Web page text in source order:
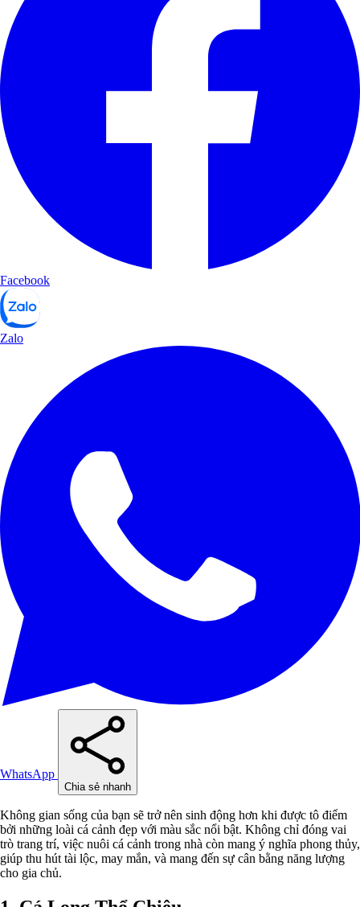
Facebook
Zalo
WhatsApp
Chia sẻ nhanh
Không gian sống của bạn sẽ trở nên sinh động hơn khi được tô điểm
bởi những loài cá cảnh đẹp với màu sắc nổi bật. Không chỉ đóng vai
trò trang trí, việc nuôi cá cảnh trong nhà còn mang ý nghĩa phong thủy,
giúp thu hút tài lộc, may mắn, và mang đến sự cân bằng năng lượng
cho gia chủ.